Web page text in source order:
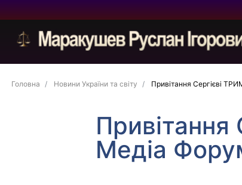
Головна Новини України та світу Привітання Сергієві
Медіа